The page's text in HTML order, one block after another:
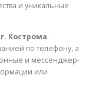
и уникальные
Кострома.
по телефону, а
и мессенджер-
или